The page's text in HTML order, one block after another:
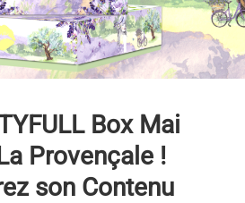
Box Mai
Provençale !
son Contenu